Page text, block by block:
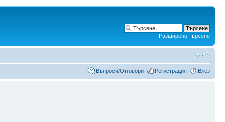
Разширено търсене
Въпроси/Отговори Регистрация Влез